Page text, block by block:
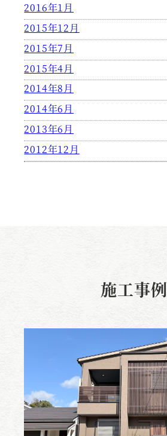
2016年1月
2015年12月
2015年7月
2015年4月
2014年8月
2014年6月
2013年6月
2012年12月
施工事例